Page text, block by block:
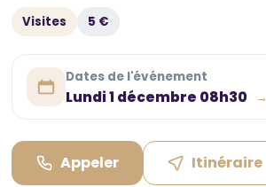
Visites 5 €
Dates de l'événement
Lundi 1 décembre 08h30 →
Appeler Itinéraire